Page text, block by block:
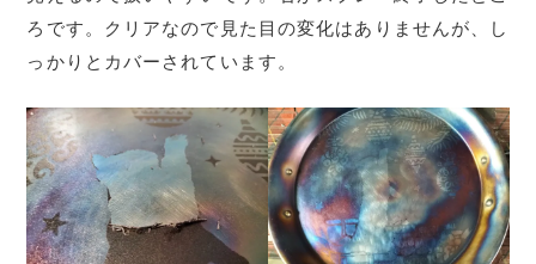
ろです。クリアなので見た目の変化はありませんが、し
っかりとカバーされています。